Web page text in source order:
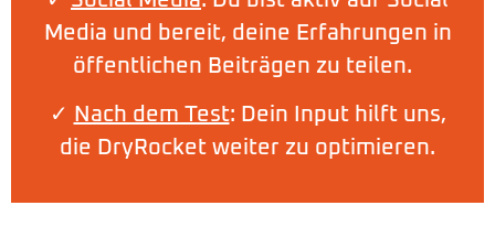
Media und bereit, deine Erfahrungen in
öffentlichen Beiträgen zu teilen.
✓ Nach dem Test: Dein Input hilft uns,
die DryRocket weiter zu optimieren.